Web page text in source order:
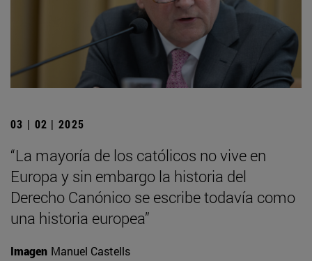
03 | 02 | 2025
“La mayoría de los católicos no vive en
Europa y sin embargo la historia del
Derecho Canónico se escribe todavía como
una historia europea”
Imagen Manuel Castells